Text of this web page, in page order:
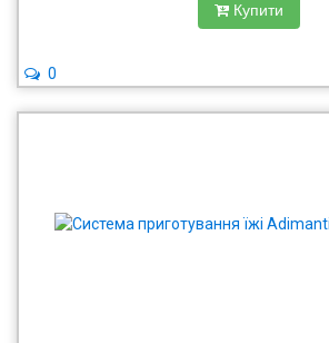
Купити
0